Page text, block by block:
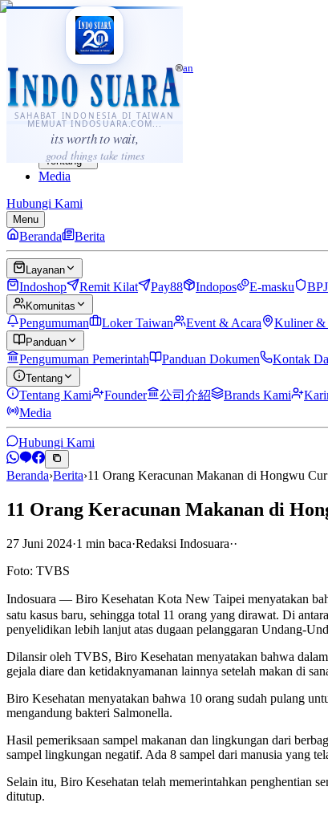
SAHABAT INDONESIA DI TAIWAN
MEMUAT INDOSUARA.COM...
its worth to wait,
good things take times
·...
⌘K
Sahabat Indonesia di Taiwan
Berita
Layanan
Komunitas
Panduan
Tentang
Media
Hubungi Kami
Menu
Beranda Berita
Layanan
Indoshop Remit Kilat Pay88 Indopos E-masku
Komunitas
Pengumuman Loker Taiwan Event & Acara Kuliner &
Panduan
Pengumuman Pemerintah Panduan Dokumen Kontak
Tentang
Tentang Kami Founder 公司介紹 Brands Kami
Media
Hubungi Kami
Beranda›Berita›11 Orang Keracunan Makanan di Hongwu
11 Orang Keracunan Makanan di
27 Juni 2024·1 min baca·Redaksi Indosuara··
Foto: TVBS
Indosuara — Biro Kesehatan Kota New Taipei menyatakan
satu kasus baru, sehingga total 11 orang yang dirawat. Di
penyelidikan lebih lanjut atas dugaan pelanggaran Undang-
Dilansir oleh TVBS, Biro Kesehatan menyatakan bahwa
gejala diare dan ketidaknyamanan lainnya setelah makan di
Biro Kesehatan menyatakan bahwa 10 orang sudah pulang
mengandung bakteri Salmonella.
Hasil pemeriksaan sampel makanan dan lingkungan dari
sampel lingkungan negatif. Ada 8 sampel dari manusia yang
Selain itu, Biro Kesehatan telah memerintahkan penghentian
ditutup.